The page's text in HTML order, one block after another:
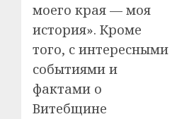
моего края — моя
история». Кроме
того, с интересными
событиями и
фактами о
Витебщине